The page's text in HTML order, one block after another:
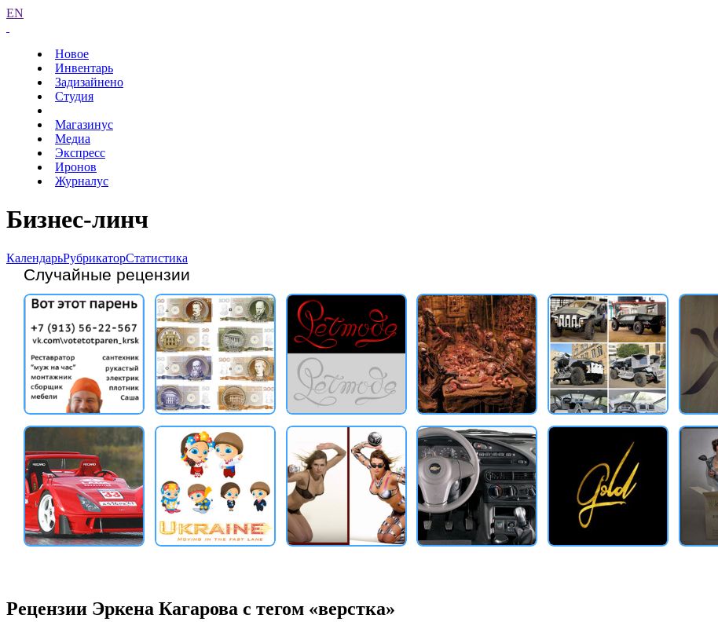
EN
Новое
Инвентарь
Задизайнено
Студия
Магазинус
Медиа
Экспресс
Иронов
Журналус
Бизнес-линч
КалендарьРубрикаторСтатистика
Случайные рецензии
Рецензии Эркена Кагарова с тегом «верстка»